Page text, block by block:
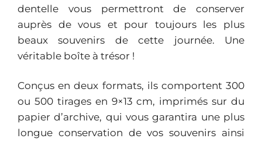
dentelle vous permettront de conserver
auprès de vous et pour toujours les plus
beaux souvenirs de cette journée. Une
véritable boîte à trésor !
Conçus en deux formats, ils comportent 300
ou 500 tirages en 9×13 cm, imprimés sur du
papier d’archive, qui vous garantira une plus
longue conservation de vos souvenirs ainsi